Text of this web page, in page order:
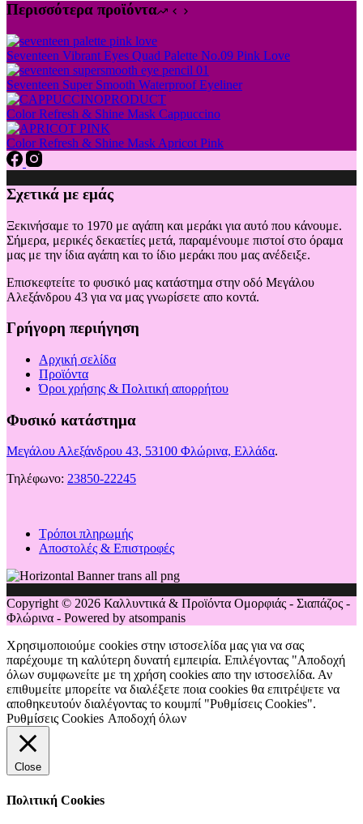
Περισσότερα προϊόντα
Seventeen Vibrant Eyes Quad Palette No.09 Pink Love
Seventeen Super Smooth Waterproof Eyeliner
Color Refresh & Shine Mask Cappuccino
Color Refresh & Shine Mask Apricot Pink
Σχετικά με εμάς
Ξεκινήσαμε το 1970 με αγάπη και μεράκι για αυτό που κάνουμε.
Σήμερα, μερικές δεκαετίες μετά, παραμένουμε πιστοί στο όραμα
μας με την ίδια αγάπη και το ίδιο μεράκι που μας ανέδειξε.
Επισκεφτείτε το φυσικό μας κατάστημα στην οδό Μεγάλου
Αλεξάνδρου 43 για να μας γνωρίσετε απο κοντά.
Γρήγορη περιήγηση
Αρχική σελίδα
Προϊόντα
Όροι χρήσης & Πολιτική απορρήτου
Φυσικό κατάστημα
Μεγάλου Αλεξάνδρου 43, 53100 Φλώρινα, Ελλάδα.
Τηλέφωνο: 23850-22245
Τρόποι πληρωμής
Αποστολές & Επιστροφές
Copyright © 2026 Καλλυντικά & Προϊόντα Ομορφιάς - Σιαπάζος -
Φλώρινα - Powered by atsompanis
Χρησιμοποιούμε cookies στην ιστοσελίδα μας για να σας
παρέχουμε τη καλύτερη δυνατή εμπειρία. Επιλέγοντας "Αποδοχή
όλων συμφωνείτε με τη χρήση cookies απο την ιστοσελίδα. Αν
επιθυμείτε μπορείτε να διαλέξετε ποια cookies θα επιτρέψετε να
αποθηκευτούν διαλέγοντας το κουμπί "Ρυθμίσεις Cookies".
Ρυθμίσεις Cookies Αποδοχή όλων
Close
Πολιτική Cookies